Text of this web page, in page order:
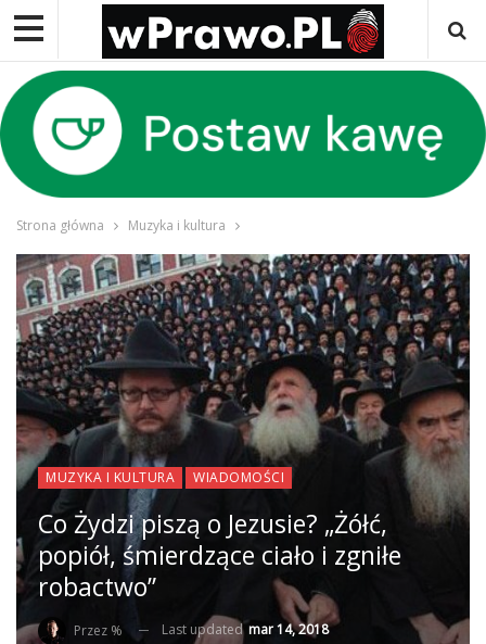
Strona główna Muzyka i kultura
MUZYKA I KULTURA WIADOMOŚCI
Co Żydzi piszą o Jezusie? „Żółć,
popiół, śmierdzące ciało i zgniłe
robactwo”
Przez % Last updatedmar 14, 2018